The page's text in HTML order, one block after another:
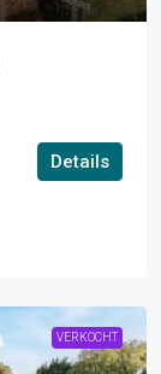
Details
VERKOCHT